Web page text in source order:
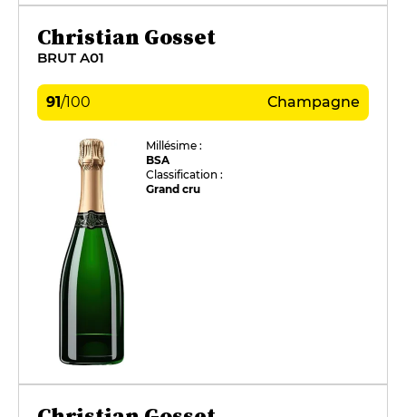
Christian Gosset
BRUT A01
91/100 Champagne
Millésime :
BSA
Classification :
Grand cru